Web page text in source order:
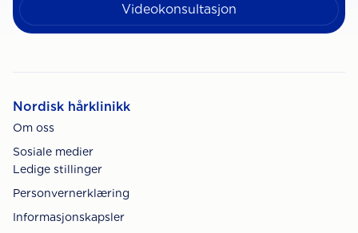
Videokonsultasjon
Nordisk hårklinikk
Om oss
Sosiale medier
Ledige stillinger
Personvernerklæring
Informasjonskapsler